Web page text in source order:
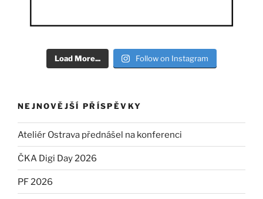
Load More... Follow on Instagram
NEJNOVĚJŠÍ PŘÍSPĚVKY
Ateliér Ostrava přednášel na konferenci
ČKA Digi Day 2026
PF 2026